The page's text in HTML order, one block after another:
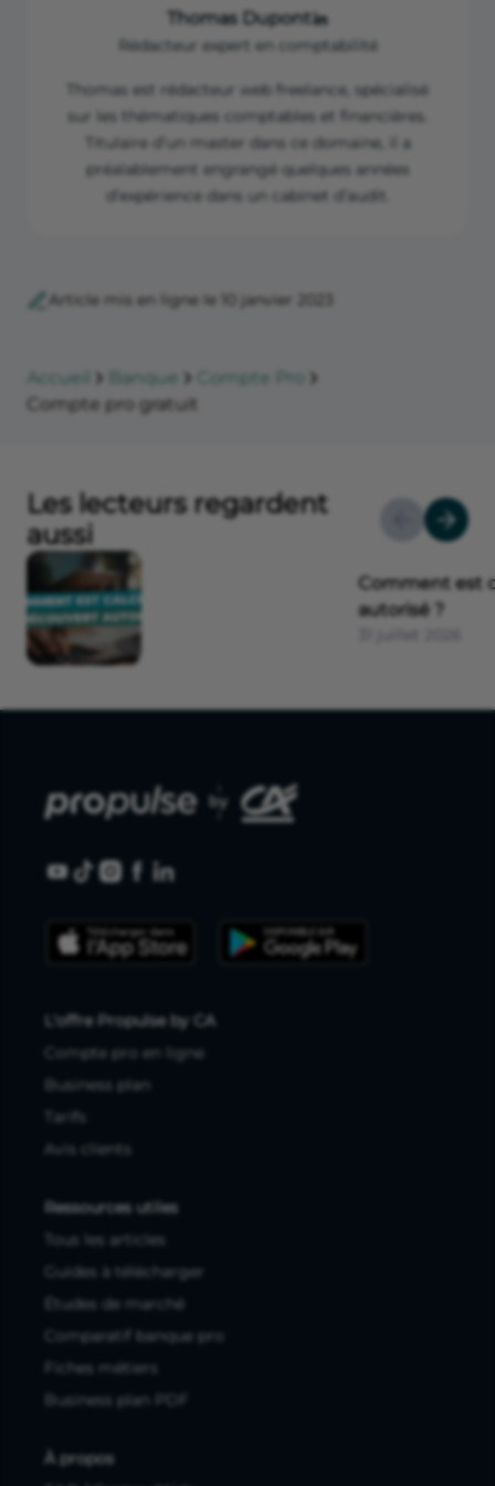
Thomas Dupont
Rédacteur expert en comptabilité
Thomas est rédacteur web freelance, spécialisé
sur les thématiques comptables et financières.
Titulaire d’un master dans ce domaine, il a
préalablement engrangé quelques années
d’expérience dans un cabinet d’audit.
Article mis en ligne le 10 janvier 2023
Accueil Banque
Compte Pro
Compte pro gratuit
Les lecteurs regardent
aussi
Comment est
autorisé ?
L'offre Propulse by CA
Compte pro en ligne
Business plan
Tarifs
Avis clients
Ressources utiles
Tous les articles
Guides à télécharger
Études de marché
Comparatif banque pro
Fiches métiers
Business plan PDF
À propos